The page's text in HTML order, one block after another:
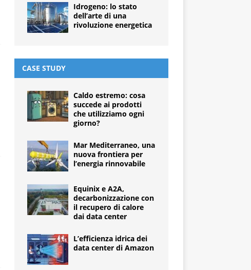
Idrogeno: lo stato
dell’arte di una
rivoluzione energetica
CASE STUDY
Caldo estremo: cosa
succede ai prodotti
che utilizziamo ogni
giorno?
Mar Mediterraneo, una
nuova frontiera per
l’energia rinnovabile
Equinix e A2A,
decarbonizzazione con
il recupero di calore
dai data center
L’efficienza idrica dei
data center di Amazon